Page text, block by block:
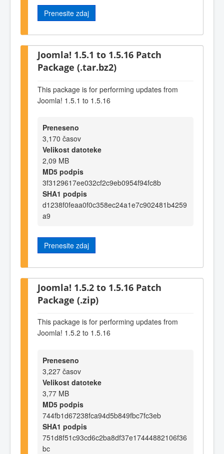
Prenesite zdaj
Joomla! 1.5.1 to 1.5.16 Patch
Package (.tar.bz2)
This package is for performing updates from
Joomla! 1.5.1 to 1.5.16
Preneseno
3,170 časov
Velikost datoteke
2,09 MB
MD5 podpis
3f3129617ee032cf2c9eb0954f94fc8b
SHA1 podpis
d1238f0feaa0f0c358ec24a1e7c902481b4259
a9
Prenesite zdaj
Joomla! 1.5.2 to 1.5.16 Patch
Package (.zip)
This package is for performing updates from
Joomla! 1.5.2 to 1.5.16
Preneseno
3,227 časov
Velikost datoteke
3,77 MB
MD5 podpis
744fb1d67238fca94d5b849fbc7fc3eb
SHA1 podpis
751d8f51c93cd6c2ba8df37e17444882106f36
bc